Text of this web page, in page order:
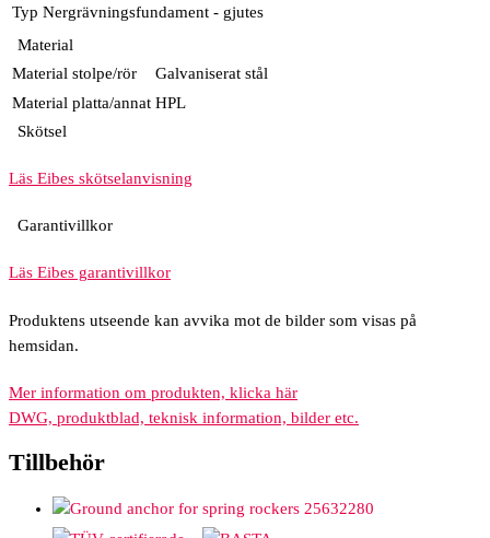
Typ Nergrävningsfundament - gjutes
Material
Material stolpe/rör
Galvaniserat stål
Material platta/annat HPL
Skötsel
Läs Eibes skötselanvisning
Garantivillkor
Läs Eibes garantivillkor
Produktens utseende kan avvika mot de bilder som visas på
hemsidan.
Mer information om produkten, klicka här
DWG, produktblad, teknisk information, bilder etc.
Tillbehör
5632280